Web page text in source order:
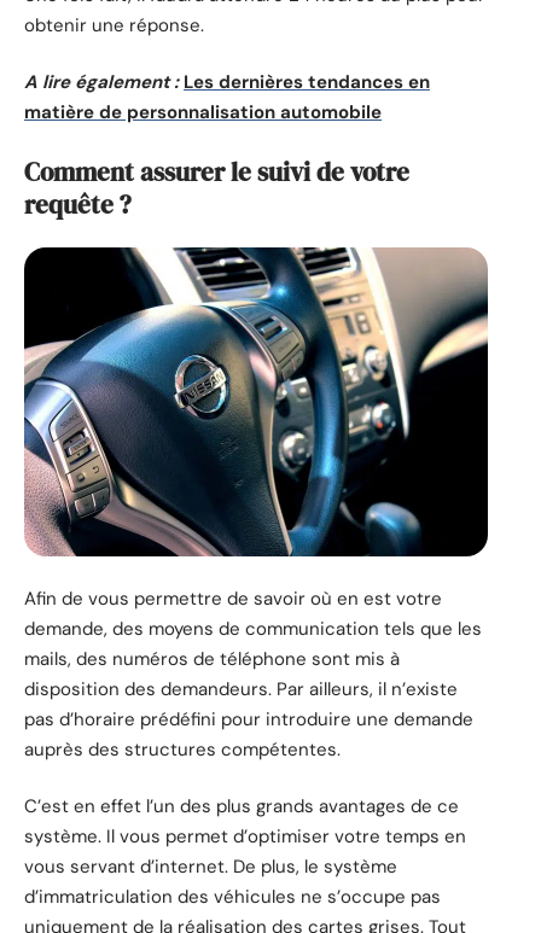
obtenir une réponse.
A lire également : Les dernières tendances en
matière de personnalisation automobile
Comment assurer le suivi de votre
requête ?
Afin de vous permettre de savoir où en est votre
demande, des moyens de communication tels que les
mails, des numéros de téléphone sont mis à
disposition des demandeurs. Par ailleurs, il n’existe
pas d’horaire prédéfini pour introduire une demande
auprès des structures compétentes.
C’est en effet l’un des plus grands avantages de ce
système. Il vous permet d’optimiser votre temps en
vous servant d’internet. De plus, le système
d’immatriculation des véhicules ne s’occupe pas
uniquement de la réalisation des cartes grises. Tout